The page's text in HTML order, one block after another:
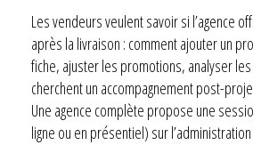
Les vendeurs veulent savoir si l’agence
après la livraison : comment ajouter un
fiche, ajuster les promotions, analyser
cherchent un accompagnement post-
Une agence complète propose une
ligne ou en présentiel) sur